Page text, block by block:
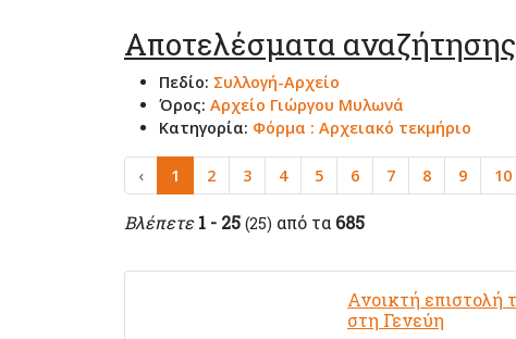
Αποτελέσματα
Πεδίο: Συλλογή-Αρχείο
Όρος: Αρχείο Γιώργου Μυλωνά
Κατηγορία: Φόρμα : Αρχειακό τεκμήριο
‹ 1 2 3 4 5 6 7 8 9 10
Βλέπετε 1 - 25 (25) από τα 685
Ανοικτή επιστολή
στη Γενεύη